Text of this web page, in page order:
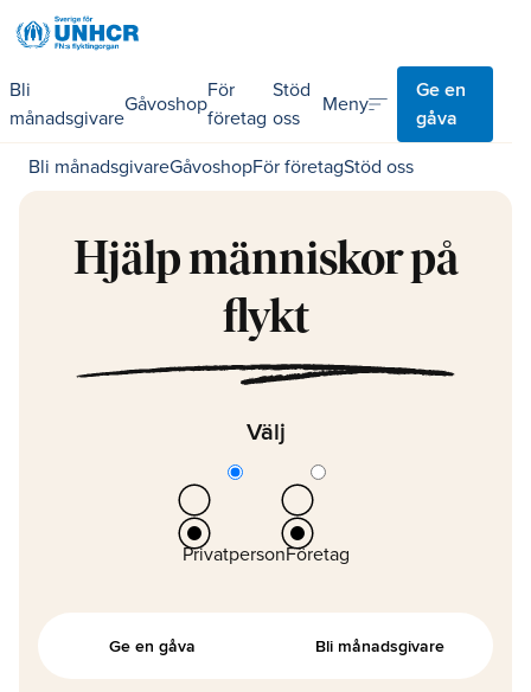
Bli
månadsgivare
Gåvoshop
För
företag
Stöd
oss
Menysort
Ge en
gåva
Bli månadsgivareGåvoshopFör företagStöd oss
Hjälp människor på
flykt
Välj
PrivatpersonFöretag
Ge en gåva Bli månadsgivare